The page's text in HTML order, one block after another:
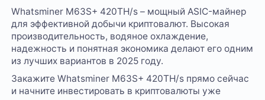
Whatsminer M63S+ 420TH/s – мощный ASIC-майнер
для эффективной добычи криптовалют. Высокая
производительность, водяное охлаждение,
надежность и понятная экономика делают его одним
из лучших вариантов в 2025 году.
Закажите Whatsminer M63S+ 420TH/s прямо сейчас
и начните инвестировать в криптовалюты уже